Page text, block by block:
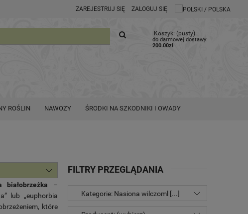
ZAREJESTRUJ SIĘ ZALOGUJ SIĘ
Koszyk: (pusty)
do darmowej dostawy:
200.00zł
ROŚLIN NAWOZY ŚRODKI NA SZKODNIKI I OWADY
białobrzeżka –
lub „euphorbia
które
FILTRY PRZEGLĄDANIA
Kategorie: Nasiona wilczoml [...]